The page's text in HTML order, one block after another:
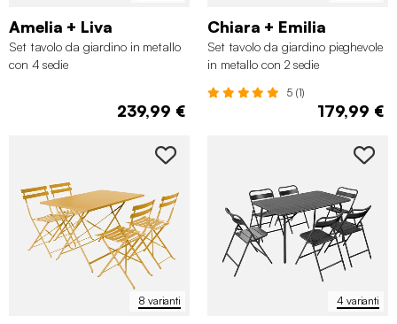
Amelia + Liva
Set tavolo da giardino in metallo
con 4 sedie
239,99 €
Chiara + Emilia
Set tavolo da giardino pieghevole
in metallo con 2 sedie
5 (1)
179,99 €
8 varianti 4 varianti